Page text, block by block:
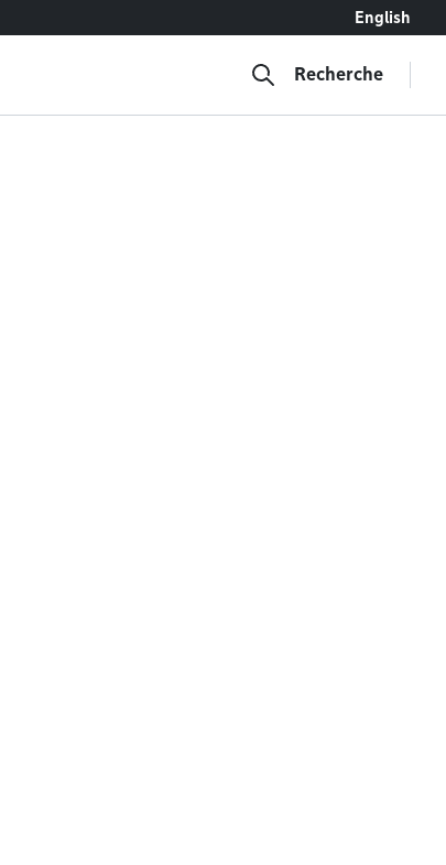
English
Recherche